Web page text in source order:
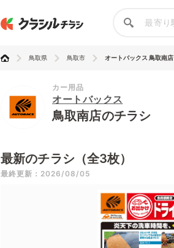
鳥取県 鳥取市 オートバックス 鳥取南店
カー用品
オートバックス
鳥取南店のチラシ
最新のチラシ（全3枚）
最終更新：2026/08/05